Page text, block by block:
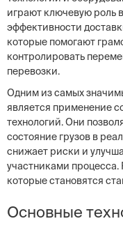
играют ключевую роль
эффективности
которые помогают
контролировать
перевозки.
Одним из самых
является применение
технологий. Они
состояние грузов в
снижает риски и
участниками процесса.
которые становятся
Основные